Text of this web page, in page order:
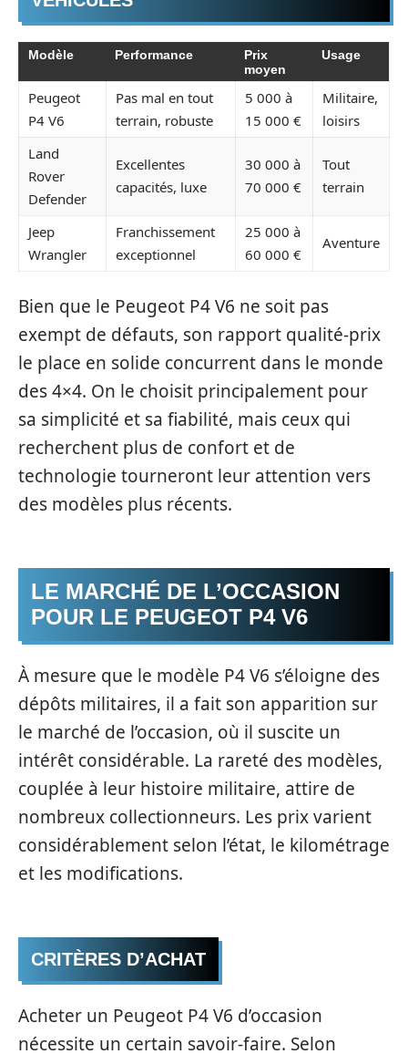
Modèle Performance
Prix
moyen
Usage
Peugeot
P4 V6
Pas mal en tout
terrain, robuste
5 000 à
15 000 €
Militaire,
loisirs
Land
Rover
Defender
Excellentes
capacités, luxe
30 000 à
70 000 €
Tout
terrain
Jeep
Wrangler
Franchissement
exceptionnel
25 000 à
60 000 €
Aventure
Bien que le Peugeot P4 V6 ne soit pas
exempt de défauts, son rapport qualité-prix
le place en solide concurrent dans le monde
des 4×4. On le choisit principalement pour
sa simplicité et sa fiabilité, mais ceux qui
recherchent plus de confort et de
technologie tourneront leur attention vers
des modèles plus récents.
LE MARCHÉ DE L’OCCASION
POUR LE PEUGEOT P4 V6
À mesure que le modèle P4 V6 s’éloigne des
dépôts militaires, il a fait son apparition sur
le marché de l’occasion, où il suscite un
intérêt considérable. La rareté des modèles,
couplée à leur histoire militaire, attire de
nombreux collectionneurs. Les prix varient
considérablement selon l’état, le kilométrage
et les modifications.
CRITÈRES D’ACHAT
Acheter un Peugeot P4 V6 d’occasion
nécessite un certain savoir-faire. Selon